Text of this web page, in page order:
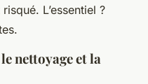
L’essentiel ?
nettoyage et la